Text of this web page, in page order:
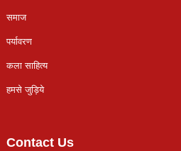
समाज
पर्यावरण
कला साहित्य
हमसे जुड़िये
Contact Us